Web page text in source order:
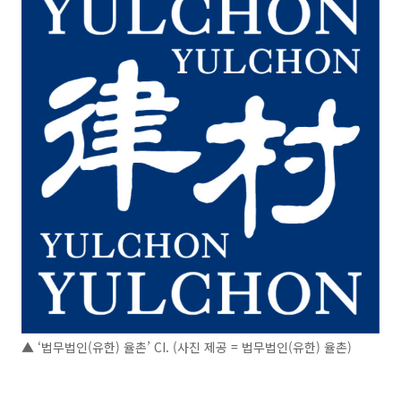
▲ ‘법무법인(유한) 율촌’ CI. (사진 제공 = 법무법인(유한) 율촌)